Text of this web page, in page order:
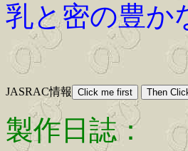
乳と密の豊か
JASRAC情報
製作日誌：